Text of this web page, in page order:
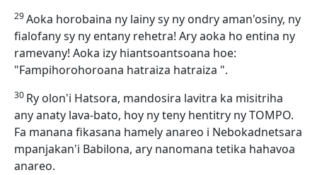
29Aoka horobaina ny lainy sy ny ondry aman'osiny, ny
fialofany sy ny entany rehetra! Ary aoka ho entina ny
ramevany! Aoka izy hiantsoantsoana hoe:
"Fampihorohoroana hatraiza hatraiza ".
30 Ry olon'i Hatsora, mandosira lavitra ka misitriha
any anaty lava-bato, hoy ny teny hentitry ny TOMPO.
Fa manana fikasana hamely anareo i Nebokadnetsara
mpanjakan'i Babilona, ary nanomana tetika hahavoa
anareo.